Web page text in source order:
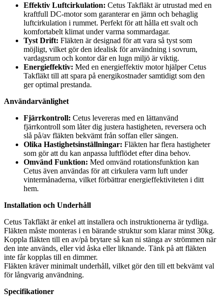
Effektiv Luftcirkulation: Cetus Takfläkt är utrustad med en
kraftfull DC-motor som garanterar en jämn och behaglig
luftcirkulation i rummet. Perfekt för att hålla ett svalt och
komfortabelt klimat under varma sommardagar.
Tyst Drift: Fläkten är designad för att vara så tyst som
möjligt, vilket gör den idealisk för användning i sovrum,
vardagsrum och kontor där en lugn miljö är viktig.
Energieffektiv: Med en energieffektiv motor hjälper Cetus
Takfläkt till att spara på energikostnader samtidigt som den
ger optimal prestanda.
Användarvänlighet
Fjärrkontroll: Cetus levereras med en lättanvänd
fjärrkontroll som låter dig justera hastigheten, reversera och
slå på/av fläkten bekvämt från soffan eller sängen.
Olika Hastighetsinställningar: Fläkten har flera hastigheter
som gör att du kan anpassa luftflödet efter dina behov.
Omvänd Funktion: Med omvänd rotationsfunktion kan
Cetus även användas för att cirkulera varm luft under
vintermånaderna, vilket förbättrar energieffektiviteten i ditt
hem.
Installation och Underhåll
Cetus Takfläkt är enkel att installera och instruktionerna är tydliga.
Fläkten måste monteras i en bärande struktur som klarar minst 30kg.
Koppla fläkten till en av/på brytare så kan ni stänga av strömmen när
den inte används, eller vid åska eller liknande. Tänk på att fläkten
inte får kopplas till en dimmer.
Fläkten kräver minimalt underhåll, vilket gör den till ett bekvämt val
för långvarig användning.
Specifikationer